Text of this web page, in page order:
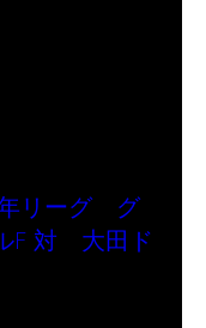
リーグ グ
F 対 大田ド